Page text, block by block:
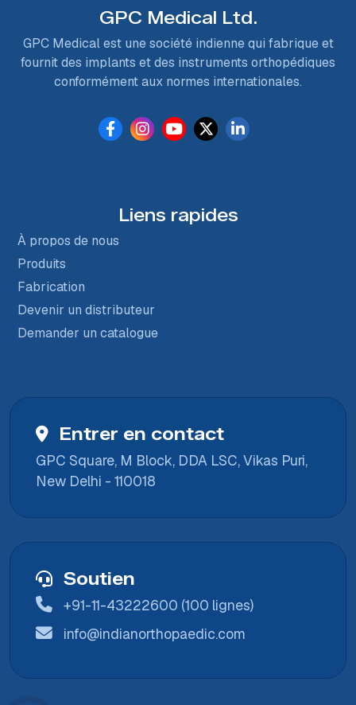
GPC Medical Ltd.
GPC Medical est une société indienne qui fabrique et
fournit des implants et des instruments orthopédiques
conformément aux normes internationales.
Liens rapides
À propos de nous
Produits
Fabrication
Devenir un distributeur
Demander un catalogue
Entrer en contact
GPC Square, M Block, DDA LSC, Vikas Puri,
New Delhi - 110018
Soutien
+91-11-43222600 (100 lignes)
info@indianorthopaedic.com